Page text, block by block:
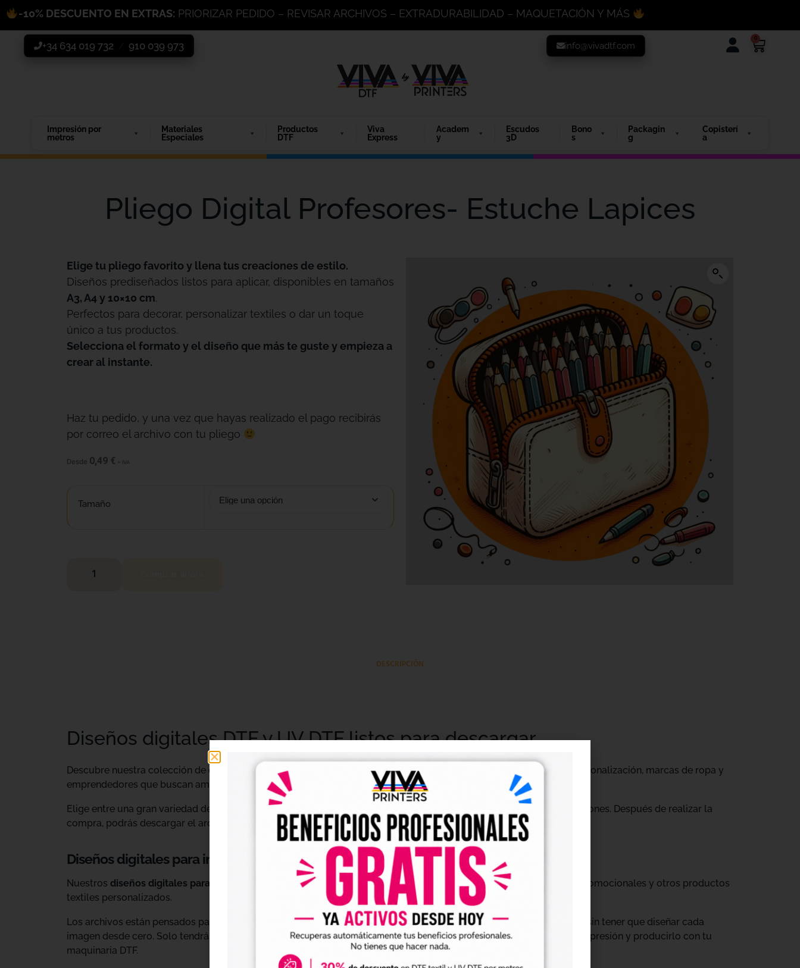
-10% DESCUENTO EN EXTRAS: PRIORIZAR PEDIDO – REVISAR ARCHIVOS – EXTRADURABILIDAD – MAQUETACIÓN Y MÁS
0
+34 634 019 732 910 039 973 info@vivadtf.com
Impresión por
metros
Materiales
Especiales
Productos
DTF
Viva
Express
Academ
y
Escudos
3D
Bono
s
Packagin
g
Copisterí
a
Pliego Digital Profesores- Estuche Lapices
Elige tu pliego favorito y llena tus creaciones de estilo.
Diseños prediseñados listos para aplicar, disponibles en tamaños
A3, A4 y 10×10 cm.
Perfectos para decorar, personalizar textiles o dar un toque
único a tus productos.
Selecciona el formato y el diseño que más te guste y empieza a
crear al instante.
Haz tu pedido, y una vez que hayas realizado el pago recibirás
por correo el archivo con tu pliego
Desde 0,49 € + IVA
Tamaño
DESCRIPCIÓN
Diseños digitales DTF y UV DTF listos para descargar
Descubre nuestra colección de diseños digitales DTF y UV DTF
, creados para talleres de impresión, negocios de personalización, marcas de ropa y
emprendedores que buscan ampliar su catálogo de forma rápida y sencilla.
Elige entre una gran variedad de diseños individuales y archivos digitales preparados para incorporar a tus producciones. Después de realizar la
compra, podrás descargar el archivo y utilizarlo en tus trabajos de impresión DTF o UV DTF.
Diseños digitales para impresión DTF textil
Nuestros diseños digitales para DTF
son ideales para crear camisetas, sudaderas, tote bags, ropa infantil, prendas promocionales y otros productos
textiles personalizados.
Los archivos están pensados para facilitar la preparación de tus impresiones y ayudarte a crear nuevas colecciones sin tener que diseñar cada
imagen desde cero. Solo tendrás que adaptar el tamaño a tus necesidades, preparar el archivo en tu programa de impresión y producirlo con tu
maquinaria DTF.